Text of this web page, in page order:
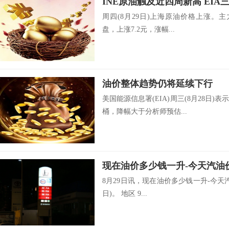
周四(8月29日)上海原油价格上涨。主
盘，上涨7.2元，涨幅...
油价整体趋势仍将延续下行
美国能源信息署(EIA)周三(8月28日)表
桶，降幅大于分析师预估...
8月29日讯，现在油价多少钱一升-今天
日)。 地区 9...